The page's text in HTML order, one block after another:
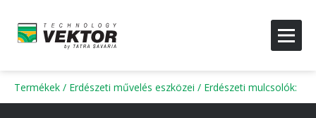
Termékek / Erdészeti művelés eszközei / Erdészeti mulcsolók: